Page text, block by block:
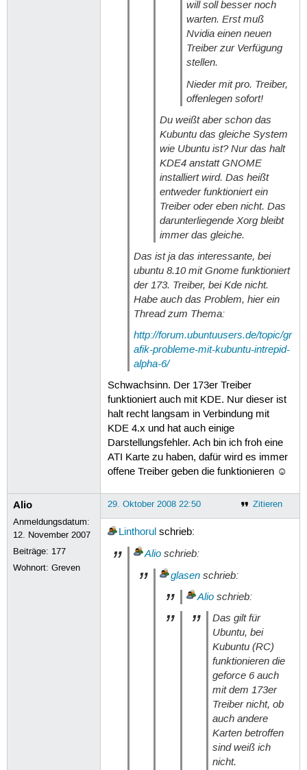
will soll besser noch
warten. Erst muß
Nvidia einen neuen
Treiber zur Verfügung
stellen.
Nieder mit pro. Treiber,
offenlegen sofort!
Du weißt aber schon das
Kubuntu das gleiche System
wie Ubuntu ist? Nur das halt
KDE4 anstatt GNOME
installiert wird. Das heißt
entweder funktioniert ein
Treiber oder eben nicht. Das
darunterliegende Xorg bleibt
immer das gleiche.
Das ist ja das interessante, bei
ubuntu 8.10 mit Gnome funktioniert
der 173. Treiber, bei Kde nicht.
Habe auch das Problem, hier ein
Thread zum Thema:
http://forum.ubuntuusers.de/topic/gr
afik-probleme-mit-kubuntu-intrepid-
alpha-6/
Schwachsinn. Der 173er Treiber
funktioniert auch mit KDE. Nur dieser ist
halt recht langsam in Verbindung mit
KDE 4.x und hat auch einige
Darstellungsfehler. Ach bin ich froh eine
ATI Karte zu haben, dafür wird es immer
offene Treiber geben die funktionieren ☺
Alio
Anmeldungsdatum:
12. November 2007
Beiträge: 177
Wohnort: Greven
Zitieren
29. Oktober 2008 22:50
Linthorulschrieb:
Alioschrieb:
glasen schrieb:
Alioschrieb:
Das gilt für
Ubuntu, bei
Kubuntu (RC)
funktionieren die
geforce 6 auch
mit dem 173er
Treiber nicht, ob
auch andere
Karten betroffen
sind weiß ich
nicht.